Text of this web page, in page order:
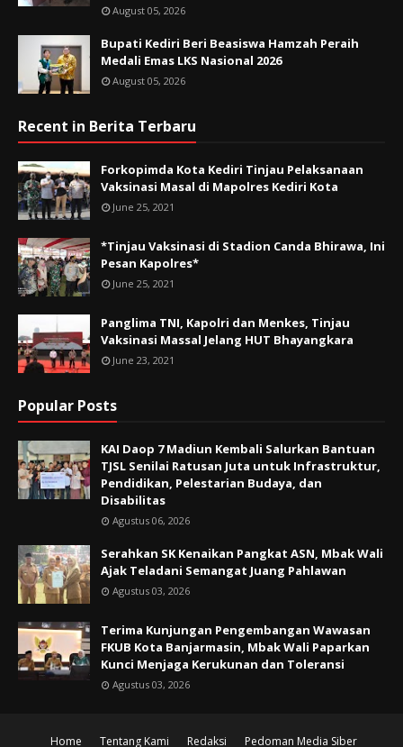
August 05, 2026
Bupati Kediri Beri Beasiswa Hamzah Peraih
Medali Emas LKS Nasional 2026
August 05, 2026
Recent in Berita Terbaru
Forkopimda Kota Kediri Tinjau Pelaksanaan
Vaksinasi Masal di Mapolres Kediri Kota
June 25, 2021
*Tinjau Vaksinasi di Stadion Canda Bhirawa, Ini
Pesan Kapolres*
June 25, 2021
Panglima TNI, Kapolri dan Menkes, Tinjau
Vaksinasi Massal Jelang HUT Bhayangkara
June 23, 2021
Popular Posts
KAI Daop 7 Madiun Kembali Salurkan Bantuan
TJSL Senilai Ratusan Juta untuk Infrastruktur,
Pendidikan, Pelestarian Budaya, dan
Disabilitas
Agustus 06, 2026
Serahkan SK Kenaikan Pangkat ASN, Mbak Wali
Ajak Teladani Semangat Juang Pahlawan
Agustus 03, 2026
Terima Kunjungan Pengembangan Wawasan
FKUB Kota Banjarmasin, Mbak Wali Paparkan
Kunci Menjaga Kerukunan dan Toleransi
Agustus 03, 2026
Home Tentang Kami Redaksi Pedoman Media Siber